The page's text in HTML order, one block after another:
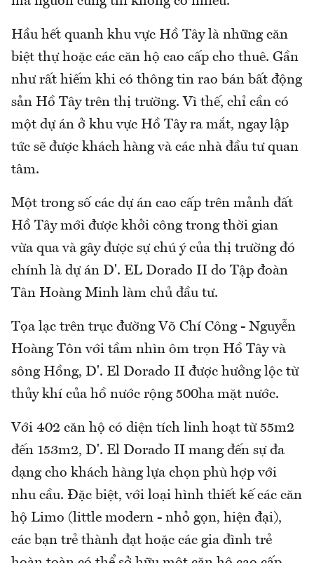
Hầu hết quanh khu vực Hồ Tây là những căn
biệt thự hoặc các căn hộ cao cấp cho thuê. Gần
như rất hiếm khi có thông tin rao bán bất động
sản Hồ Tây trên thị trường. Vì thế, chỉ cần có
một dự án ở khu vực Hồ Tây ra mắt, ngay lập
tức sẽ được khách hàng và các nhà đầu tư quan
tâm.
Một trong số các dự án cao cấp trên mảnh đất
Hồ Tây mới được khởi công trong thời gian
vừa qua và gây được sự chú ý của thị trường đó
chính là dự án D'. EL Dorado II do Tập đoàn
Tân Hoàng Minh làm chủ đầu tư.
Tọa lạc trên trục đường Võ Chí Công - Nguyễn
Hoàng Tôn với tầm nhìn ôm trọn Hồ Tây và
sông Hồng, D'. El Dorado II được hưởng lộc từ
thủy khí của hồ nước rộng 500ha mặt nước.
Với 402 căn hộ có diện tích linh hoạt từ 55m2
đến 153m2, D'. El Dorado II mang đến sự đa
dạng cho khách hàng lựa chọn phù hợp với
nhu cầu. Đặc biệt, với loại hình thiết kế các căn
hộ Limo (little modern - nhỏ gọn, hiện đại),
các bạn trẻ thành đạt hoặc các gia đình trẻ